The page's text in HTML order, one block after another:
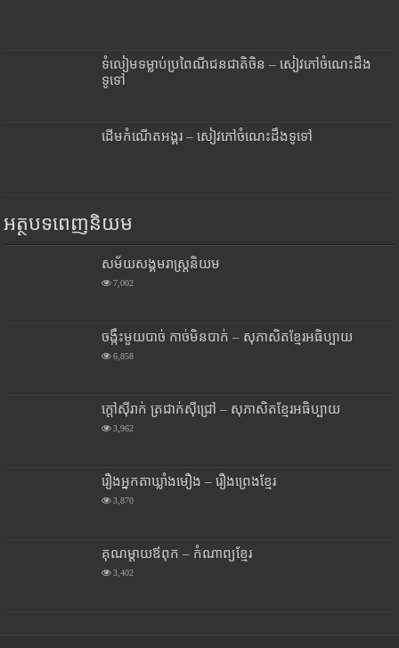
ទំលៀមទម្លាប់ប្រពៃណីជនជាតិចិន – សៀវភៅចំណេះដឹង
ទូទៅ
ដើមកំណើតអង្គរ – សៀវភៅចំណេះដឹងទូទៅ
អត្ថបទពេញនិយម
សម័យសង្គមរាស្រ្តនិយម
7,002
ចង្កឹះមួយបាច់ កាច់មិនបាក់ – សុភាសិតខ្មែរអធិប្បាយ
6,858
ក្តៅស៊ីរាក់ ត្រជាក់ស៊ីជ្រៅ – សុភាសិតខ្មែរអធិប្បាយ
3,962
រឿងអ្នកតាឃ្លាំងមឿង – រឿងព្រេងខ្មែរ
3,870
គុណម្តាយឪពុក – កំណាព្យខ្មែរ
3,402